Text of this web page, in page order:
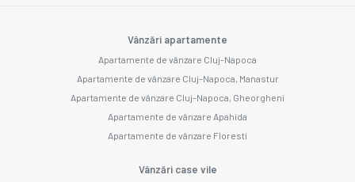
Vânzări apartamente
Apartamente de vânzare Cluj-Napoca
Apartamente de vânzare Cluj-Napoca, Manastur
Apartamente de vânzare Cluj-Napoca, Gheorgheni
Apartamente de vânzare Apahida
Apartamente de vânzare Floresti
Vânzări case vile